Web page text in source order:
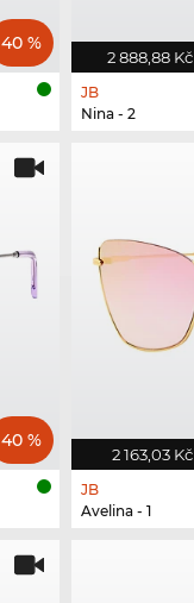
40 %
2 888,88 Kč
JB
Nina - 2
40 %
2 163,03 Kč
JB
Avelina - 1